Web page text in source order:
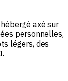
axé sur
personnelles,
légers, des